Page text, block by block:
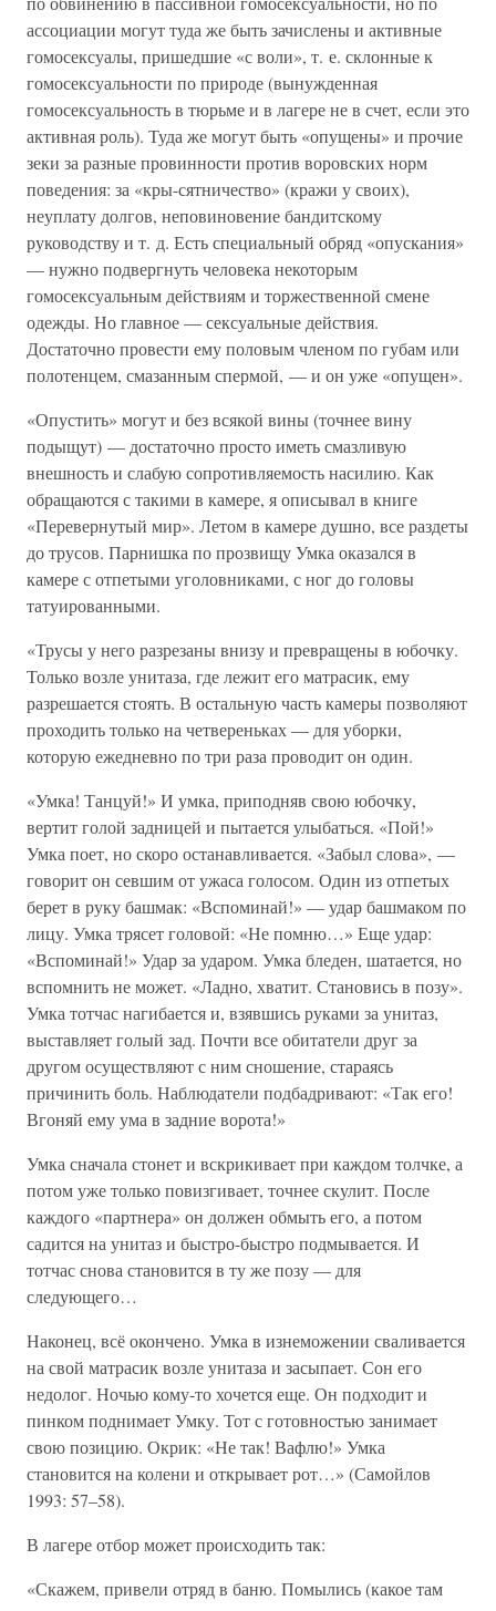
ассоциации могут туда же быть зачислены и активные
гомосексуалы, пришедшие «с воли», т. е. склонные к
гомосексуальности по природе (вынужденная
гомосексуальность в тюрьме и в лагере не в счет, если это
активная роль). Туда же могут быть «опущены» и прочие
зеки за разные провинности против воровских норм
поведения: за «кры-сятничество» (кражи у своих),
неуплату долгов, неповиновение бандитскому
руководству и т. д. Есть специальный обряд «опускания»
— нужно подвергнуть человека некоторым
гомосексуальным действиям и торжественной смене
одежды. Но главное — сексуальные действия.
Достаточно провести ему половым членом по губам или
полотенцем, смазанным спермой, — и он уже «опущен».
«Опустить» могут и без всякой вины (точнее вину
подыщут) — достаточно просто иметь смазливую
внешность и слабую сопротивляемость насилию. Как
обращаются с такими в камере, я описывал в книге
«Перевернутый мир». Летом в камере душно, все раздеты
до трусов. Парнишка по прозвищу Умка оказался в
камере с отпетыми уголовниками, с ног до головы
татуированными.
«Трусы у него разрезаны внизу и превращены в юбочку.
Только возле унитаза, где лежит его матрасик, ему
разрешается стоять. В остальную часть камеры позволяют
проходить только на четвереньках — для уборки,
которую ежедневно по три раза проводит он один.
«Умка! Танцуй!» И умка, приподняв свою юбочку,
вертит голой задницей и пытается улыбаться. «Пой!»
Умка поет, но скоро останавливается. «Забыл слова», —
говорит он севшим от ужаса голосом. Один из отпетых
берет в руку башмак: «Вспоминай!» — удар башмаком по
лицу. Умка трясет головой: «Не помню…» Еще удар:
«Вспоминай!» Удар за ударом. Умка бледен, шатается, но
вспомнить не может. «Ладно, хватит. Становись в позу».
Умка тотчас нагибается и, взявшись руками за унитаз,
выставляет голый зад. Почти все обитатели друг за
другом осуществляют с ним сношение, стараясь
причинить боль. Наблюдатели подбадривают: «Так его!
Вгоняй ему ума в задние ворота!»
Умка сначала стонет и вскрикивает при каждом толчке, а
потом уже только повизгивает, точнее скулит. После
каждого «партнера» он должен обмыть его, а потом
садится на унитаз и быстро-быстро подмывается. И
тотчас снова становится в ту же позу — для
следующего…
Наконец, всё окончено. Умка в изнеможении сваливается
на свой матрасик возле унитаза и засыпает. Сон его
недолог. Ночью кому-то хочется еще. Он подходит и
пинком поднимает Умку. Тот с готовностью занимает
свою позицию. Окрик: «Не так! Вафлю!» Умка
становится на колени и открывает рот…» (Самойлов
1993: 57–58).
В лагере отбор может происходить так:
«Скажем, привели отряд в баню. Помылись (какое там